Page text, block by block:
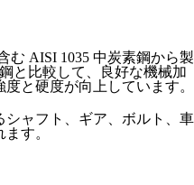
む AISI 1035 中炭素鋼から製
と比較して、良好な機械加
と硬度が向上しています。
ャフト、ギア、ボルト、車
す。